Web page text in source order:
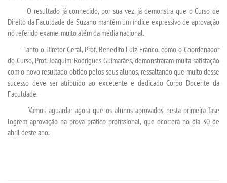
PUBLICAÇÕES
DESTAQUES
REVISTAS ELETRÔNICAS
UNIESP NEWS
O resultado já conhecido, por sua vez, já demonstra que o Curso de
Direito da Faculdade de Suzano mantém um índice expressivo de aprovação
no referido exame, muito além da média nacional.
Tanto o Diretor Geral, Prof. Benedito Luiz Franco, como o Coordenador
do Curso, Prof. Joaquim Rodrigues Guimarães, demonstraram muita satisfação
com o novo resultado obtido pelos seus alunos, ressaltando que muito desse
sucesso deve ser atribuído ao excelente e dedicado Corpo Docente da
Faculdade.
Vamos aguardar agora que os alunos aprovados nesta primeira fase
logrem aprovação na prova prático-profissional, que ocorrerá no dia 30 de
abril deste ano.